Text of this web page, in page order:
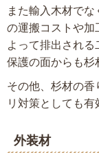
また輸入木材で
の運搬コストや加
よって排出され
保護の面からも杉
その他、杉材の香
リ対策としても有
外装材